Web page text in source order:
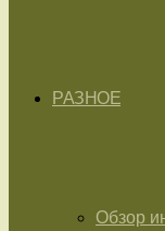
РАЗНОЕ
Обзор